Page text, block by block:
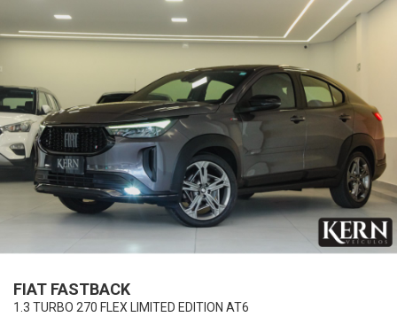
FIAT FASTBACK
1.3 TURBO 270 FLEX LIMITED EDITION AT6